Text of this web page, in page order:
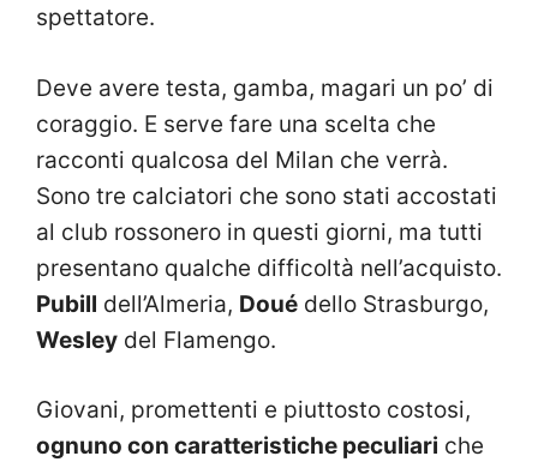
spettatore.
Deve avere testa, gamba, magari un po’ di
coraggio. E serve fare una scelta che
racconti qualcosa del Milan che verrà.
Sono tre calciatori che sono stati accostati
al club rossonero in questi giorni, ma tutti
presentano qualche difficoltà nell’acquisto.
Pubill dell’Almeria, Doué dello Strasburgo,
Wesley del Flamengo.
Giovani, promettenti e piuttosto costosi,
ognuno con caratteristiche peculiari che